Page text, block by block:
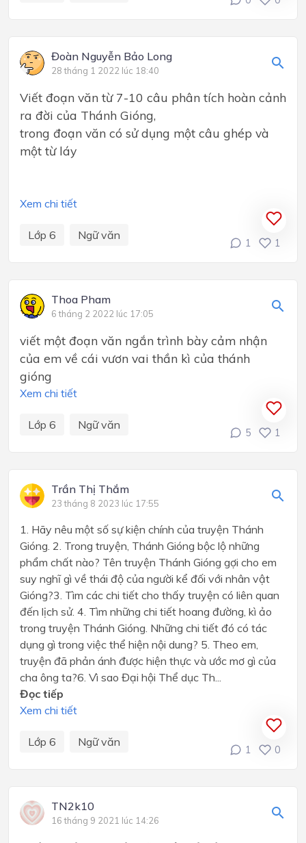
Đoàn Nguyễn Bảo Long
28 tháng 1 2022 lúc 18:40
Viết đoạn văn từ 7-10 câu phân tích hoàn cảnh
ra đời của Thánh Gióng,
trong đoạn văn có sử dụng một câu ghép và
một từ láy
Xem chi tiết
Lớp 6 Ngữ văn
1 1
Thoa Pham
6 tháng 2 2022 lúc 17:05
viết một đoạn văn ngắn trình bày cảm nhận
của em về cái vươn vai thần kì của thánh
gióng
Xem chi tiết
Lớp 6 Ngữ văn
5 1
Trần Thị Thắm
23 tháng 8 2023 lúc 17:55
1. Hãy nêu một số sự kiện chính của truyện Thánh
Gióng. 2. Trong truyện, Thánh Gióng bộc lộ những
phẩm chất nào? Tên truyện Thánh Gióng gợi cho em
suy nghĩ gì về thái độ của người kể đối với nhân vật
Gióng?3. Tìm các chi tiết cho thấy truyện có liên quan
đến lịch sử. 4. Tìm những chi tiết hoang đường, kì ảo
trong truyện Thánh Gióng. Những chi tiết đó có tác
dụng gì trong việc thể hiện nội dung? 5. Theo em,
truyện đã phản ánh được hiện thực và ước mơ gì của
cha ông ta?6. Vì sao Đại hội Thể dục Th...
Đọc tiếp
Xem chi tiết
Lớp 6 Ngữ văn
1 0
TN2k10
16 tháng 9 2021 lúc 14:26